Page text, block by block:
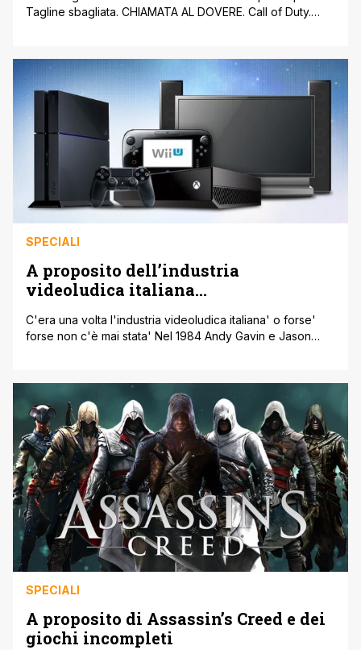
Tagline sbagliata. CHIAMATA AL DOVERE. Call of Duty.
di ogni altro è riuscito a fare i miliardi puntando al massimo
sull'orda di BIMBIMINKIA che (oggi) [']
SPECIALI
A proposito dell’industria
videoludica italiana…
C'era una volta l'industria videoludica italiana' o forse'
forse non c'è mai stata' Nel 1984 Andy Gavin e Jason
and Daxter, Uncharted e The Last of Us. Nel 1986 i fratelli
Guillemot fondavano in Francia Ubisoft. Nel corso [']
SPECIALI
A proposito di Assassin’s Creed e dei
giochi incompleti